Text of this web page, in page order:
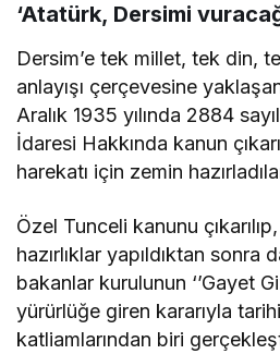
‘Atatürk, Dersimi
Dersim’e tek millet, tek din,
anlayışı çerçevesine
Aralık 1935 yılında 2884
İdaresi Hakkında kanun
harekatı için zemin
Özel Tunceli kanunu
hazırlıklar yapıldıktan sonra
bakanlar kurulunun ‘’Gayet
yürürlüğe giren kararıyla
katliamlarından biri